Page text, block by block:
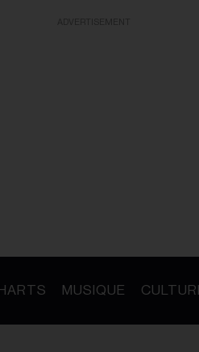
MUSIQUE